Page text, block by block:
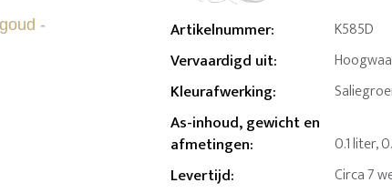
Artikelnummer: K585D
Vervaardigd uit:
Kleurafwerking:
As-inhoud, gewicht en
afmetingen: 0.1 liter,
Levertijd: Circa 7